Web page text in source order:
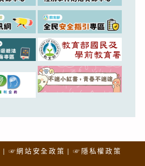
☞網站安全政策 ☞隱私權政策